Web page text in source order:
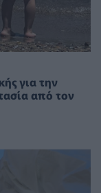
για την
από τον